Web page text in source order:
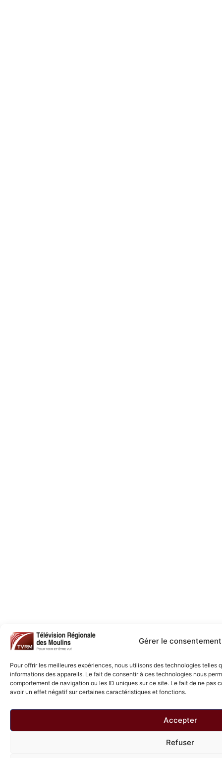
Gérer le consentement
Pour offrir les meilleures expériences, nous utilisons des technologies
informations des appareils. Le fait de consentir à ces technologies nous
comportement de navigation ou les ID uniques sur ce site. Le fait de ne pas
avoir un effet négatif sur certaines caractéristiques et fonctions.
Accepter
Refuser